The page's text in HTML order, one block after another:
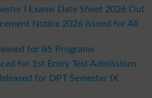
I Exams Date Sheet 2026 Out
Notice 2026 Issued for All
for BS Programs
for 1st Entry Test Admissions
for DPT Semester IX